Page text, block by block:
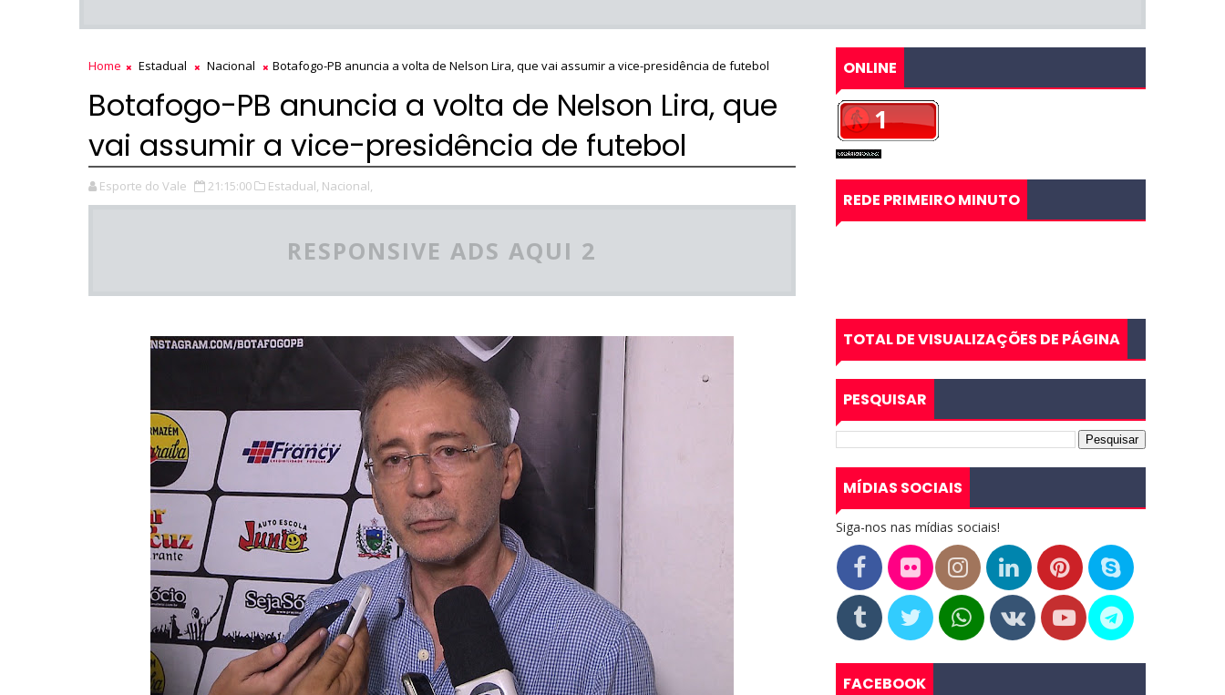
Home Estadual Nacional Botafogo-PB anuncia a volta de Nelson Lira, que vai assumir a vice-presidência de futebol
Botafogo-PB anuncia a volta de Nelson Lira, que
vai assumir a vice-presidência de futebol
Esporte do Vale 21:15:00 Estadual, Nacional,
RESPONSIVE ADS AQUI 2
ONLINE
REDE PRIMEIRO MINUTO
TOTAL DE VISUALIZAÇÕES DE PÁGINA
PESQUISAR
MÍDIAS SOCIAIS
Siga-nos nas mídias sociais!
FACEBOOK